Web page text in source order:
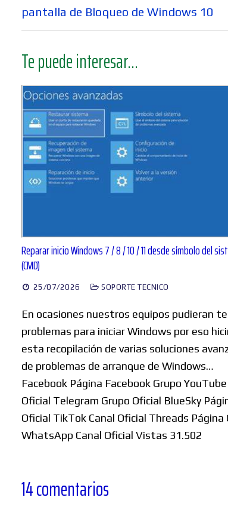
entradas
anterior:
pantalla de Bloqueo de Windows 10
Te puede interesar...
Reparar inicio Windows 7 / 8 / 10 / 11 desde símbolo del
(CMD)
25/07/2026 SOPORTE TECNICO
En ocasiones nuestros equipos pudieran
problemas para iniciar Windows por eso
esta recopilación de varias soluciones
de problemas de arranque de Windows…
Facebook Página Facebook Grupo YouTube
Oficial Telegram Grupo Oficial BlueSky
Oficial TikTok Canal Oficial Threads Página
WhatsApp Canal Oficial Vistas 31.502
14 comentarios